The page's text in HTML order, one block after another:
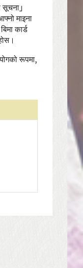
」
माइना
कार्ड
रूपमा,